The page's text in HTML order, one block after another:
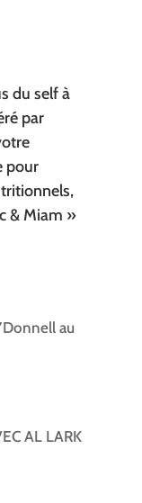
du self à
par
pour
& Miam »
au
AL LARK